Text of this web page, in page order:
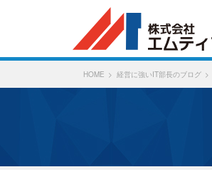
HOME 経営に強いIT部長のブログ